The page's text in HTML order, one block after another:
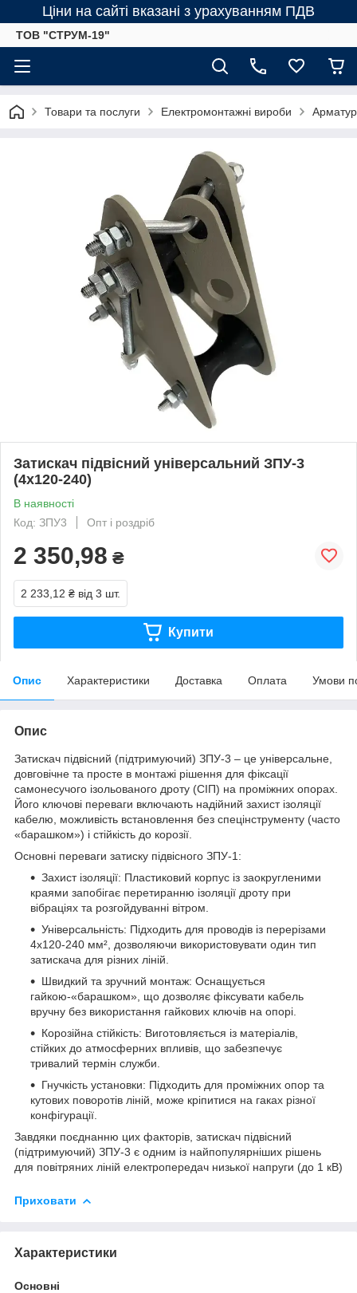
Ціни на сайті вказані з урахуванням ПДВ
ТОВ "СТРУМ-19"
Товари та послуги Електромонтажні вироби
Затискач підвісний універсальний ЗПУ-3
(4х120-240)
В наявності
Код: ЗПУ3
Опт і роздріб
2 350,98 ₴
2 233,12 ₴ від 3 шт.
Купити
Опис Характеристики Доставка Оплата Умови
Опис
Затискач підвісний (підтримуючий) ЗПУ-3 – це універсальне,
довговічне та просте в монтажі рішення для фіксації
самонесучого ізольованого дроту (СІП) на проміжних опорах.
Його ключові переваги включають надійний захист ізоляції
кабелю, можливість встановлення без спецінструменту (часто
«барашком») і стійкість до корозії.
Основні переваги затиску підвісного ЗПУ-1:
Захист ізоляції: Пластиковий корпус із заокругленими
краями запобігає перетиранню ізоляції дроту при
вібраціях та розгойдуванні вітром.
Універсальність: Підходить для проводів із перерізами
4х120-240 мм², дозволяючи використовувати один тип
затискача для різних ліній.
Швидкий та зручний монтаж: Оснащується
гайкою-«барашком», що дозволяє фіксувати кабель
вручну без використання гайкових ключів на опорі.
Корозійна стійкість: Виготовляється із матеріалів,
стійких до атмосферних впливів, що забезпечує
тривалий термін служби.
Гнучкість установки: Підходить для проміжних опор та
кутових поворотів ліній, може кріпитися на гаках різної
конфігурації.
Завдяки поєднанню цих факторів, затискач підвісний
(підтримуючий) ЗПУ-3 є одним із найпопулярніших рішень
для повітряних ліній електропередач низької напруги (до 1 кВ)
Приховати
Характеристики
Основні